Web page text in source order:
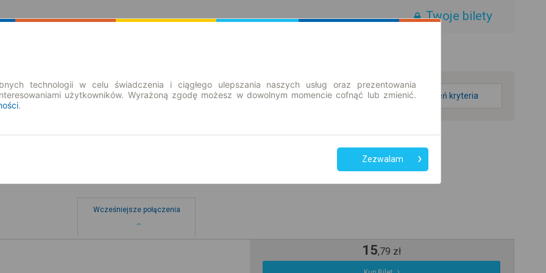
Twoje bilety
zmień kryteria
Szlacheckie
Wcześniejsze połączenia
15,79 zł
technologii w celu świadczenia i ciągłego ulepszania naszych usług oraz prezentowania
użytkowników. Wyrażoną zgodę możesz w dowolnym momencie cofnąć lub zmienić.
.
Zezwalam